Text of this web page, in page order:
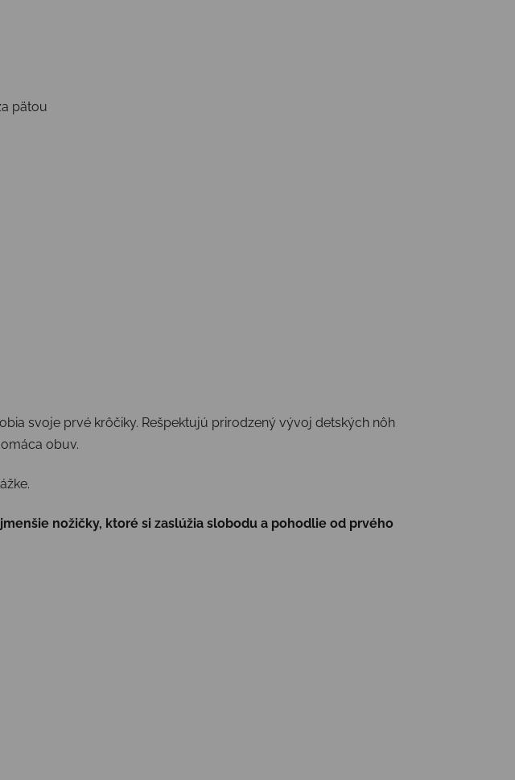
pätou
svoje prvé krôčiky. Rešpektujú prirodzený vývoj detských nôh
obuv.
nožičky, ktoré si zaslúžia slobodu a pohodlie od prvého